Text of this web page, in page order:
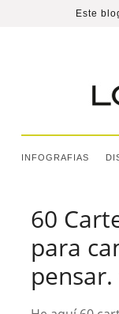
Este
INFOGRAFIAS
60
para